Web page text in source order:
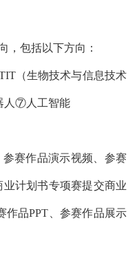
，包括以下方向：
（生物技术与信息技术
人 ⑦ 人工智能
赛作品演示视频、参赛
计划书专项赛提交商业
作品PPT 、参赛作品展示